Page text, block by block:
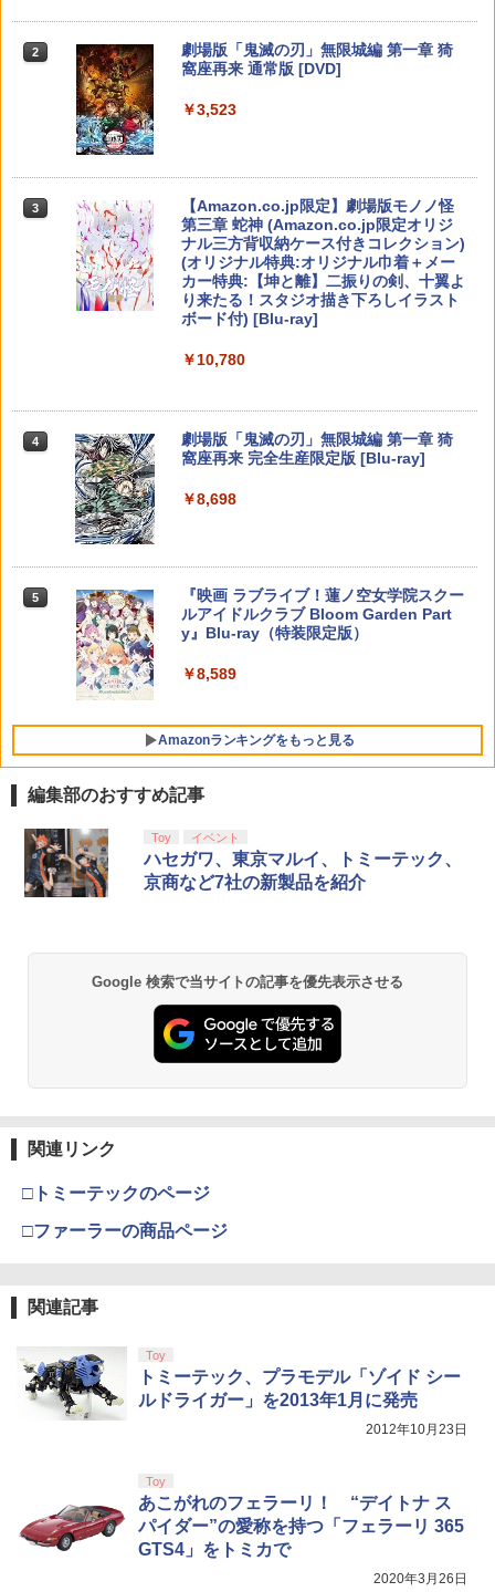
￥5,480
ンザ (ニンテンドースイッチ2)
￥6,213
スプラトゥーン レイダース
￥6,507
【特典】ファイナルファンタジー レゾナ
船＆かけだし騎士の応援パック・かけだ
￥6,910
layStation 5
3 アストロボット
￥4,968
【楽天ブックス限定特典+特典】空の軌
跡 the 2nd PS5版(DLCチラシ：NEOブ
レイサー・アガット+【早期購入外付特
￥7,480
【特典】鬼武者 Way of the Sword(【初
￥7,641
【中古】グランツーリスモ4
【中古】I.Q FINAL
￥476
￥592
2 スプラトゥーン レイダース -Switch2
3 Nintendo Switch 2(日本語・国内専用)
￥55,491
ニンテンドープリペイド番号 9000円|オ
ンラインコード版
￥9,000
ニンテンドープリペイド番号 5000円|オ
ンラインコード版
2
Beast of Reincarnation -PS5 【特典】
プロダクトコード 封入
￥7,286
3
【純正品】ディスクドライブ(CFI-ZDD1
J) PlayStation 5
￥11,980
トローラー ミッドナイト ブラック(CFI-
【純正品】DualSense ワイヤレスコン
￥10,737
ラー (ロボット ホワイト)
3
￥8,020
【純正品】Xbox 充電式バッテリー + US
B-C ケーブル
￥2,618
【国内正規品】Thrustmaster スラスト
S5、PS5 Pro、Xbox One、Xbox Serie
￥14,141
2
劇場版「鬼滅の刃」無限城編 第一章 猗
窩座再来 通常版 [DVD]
￥3,523
3
【Amazon.co.jp限定】劇場版モノノ怪
第三章 蛇神 (Amazon.co.jp限定オリジ
ナル三方背収納ケース付きコレクション)
(オリジナル特典:オリジナル巾着＋メー
カー特典:【坤と離】二振りの剣、十翼よ
り来たる！スタジオ描き下ろしイラスト
ボード付) [Blu-ray]
￥10,780
4
劇場版「鬼滅の刃」無限城編 第一章 猗
窩座再来 完全生産限定版 [Blu-ray]
￥8,698
5
『映画 ラブライブ！蓮ノ空女学院スクー
ルアイドルクラブ Bloom Garden Part
y』Blu-ray（特装限定版）
￥8,589
Amazonランキングをもっと見る
編集部のおすすめ記事
Toy イベント
ハセガワ、東京マルイ、トミーテック、
京商など7社の新製品を紹介
Google 検索で当サイトの記事を優先表示させる
関連リンク
□トミーテックのページ
□ファーラーの商品ページ
関連記事
Toy
トミーテック、プラモデル「ゾイド シー
ルドライガー」を2013年1月に発売
2012年10月23日
Toy
あこがれのフェラーリ！ “デイトナ ス
パイダー”の愛称を持つ「フェラーリ 365
GTS4」をトミカで
2020年3月26日